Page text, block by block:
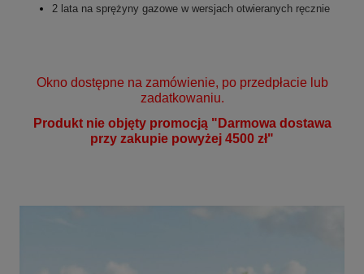
2 lata na sprężyny gazowe w wersjach otwieranych ręcznie
Okno dostępne na zamówienie, po przedpłacie lub
zadatkowaniu.
Produkt nie objęty promocją "Darmowa dostawa
przy zakupie powyżej 4500 zł"